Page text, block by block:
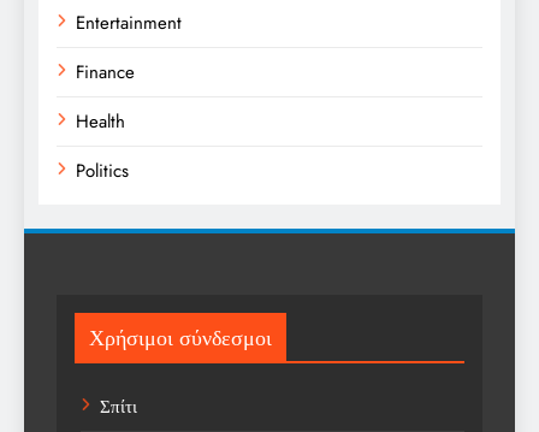
Entertainment
Finance
Health
Politics
Sports
Technology
Trending
Χρήσιμοι σύνδεσμοι
Σπίτι